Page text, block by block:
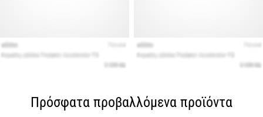
Πρόσφατα προβαλλόμενα προϊόντα